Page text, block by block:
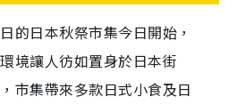
的日本秋祭市集今日開始，
境讓人彷如置身於日本街
市集帶來多款日式小食及日